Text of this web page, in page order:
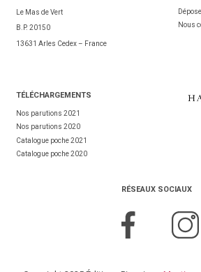
Le Mas de Vert
B.P. 20150
13631 Arles Cedex – France
Nous
TÉLÉCHARGEMENTS
Nos parutions 2021
Nos parutions 2020
Catalogue poche 2021
Catalogue poche 2020
RÉSEAUX SOCIAUX